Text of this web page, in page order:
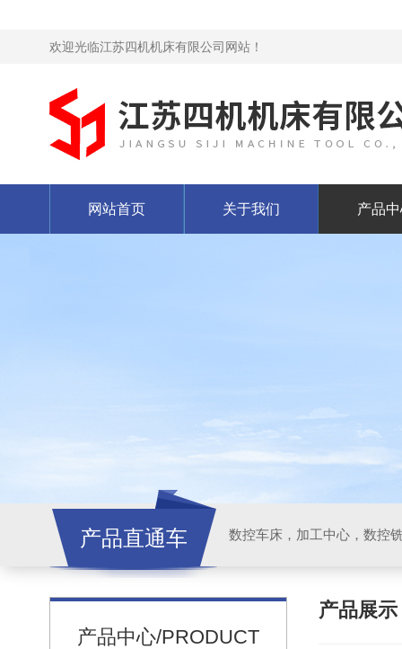
欢迎光临江苏四机机床有限公司网站！
网站首页 关于我们 产品
产品直通车
产品中心/PRODUCT
产品展示